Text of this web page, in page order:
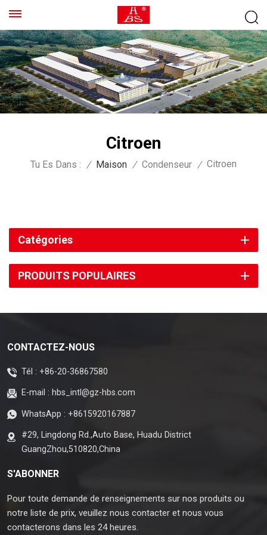
Citroen
Tu Es Dans : / Maison / Condenseur / Citroen
Catégories
PRODUITS POPULAIRES
CONTACTEZ-NOUS
Tél : +86-20-36867580
E-mail : hbs_intl@gz-hbs.com
WhatsApp : +8615920167887
#29, Lingdong Rd.,Auto Base, Huadu District
GuangZhou,510820,China
S'ABONNER
Pour toute demande de renseignements sur nos produits ou
notre liste de prix, veuillez nous contacter et nous vous
contacterons dans les 24 heures.